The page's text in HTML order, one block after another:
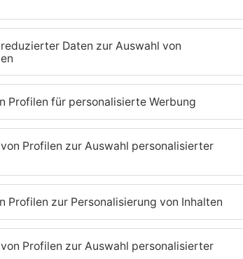
Gemeinschaftsunterkünften in
neu ankommende Geflüchtete ihre
Bezahlkarte. Mit der können sie ganz
abheben. Der Kreis will damit die
Missbrauch verhindern. Später soll das
Kinzig-Kreis ausgeweitet werden.